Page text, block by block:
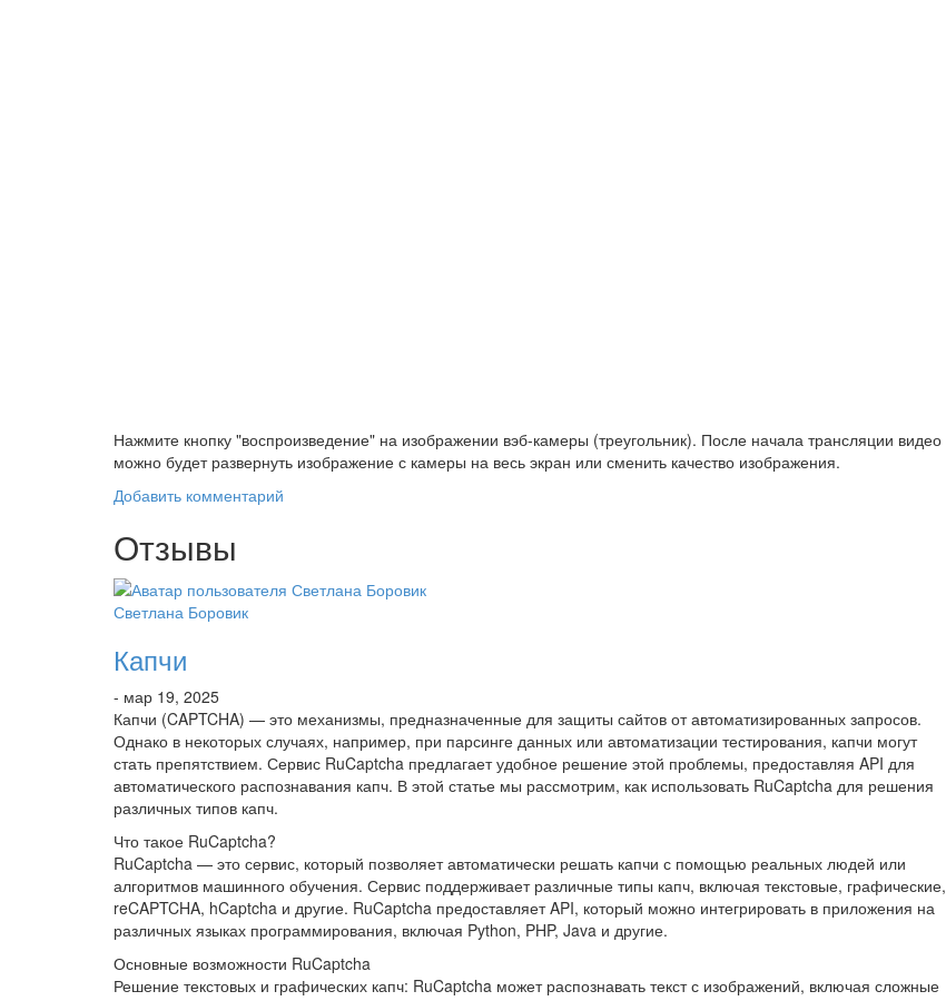
Нажмите кнопку "воспроизведение" на изображении вэб-камеры (треугольник). После начала трансляции видео
можно будет развернуть изображение с камеры на весь экран или сменить качество изображения.
Добавить комментарий
Отзывы
Светлана Боровик
Капчи
- мар 19, 2025
Капчи (CAPTCHA) — это механизмы, предназначенные для защиты сайтов от автоматизированных запросов.
Однако в некоторых случаях, например, при парсинге данных или автоматизации тестирования, капчи могут
стать препятствием. Сервис RuCaptcha предлагает удобное решение этой проблемы, предоставляя API для
автоматического распознавания капч. В этой статье мы рассмотрим, как использовать RuCaptcha для решения
различных типов капч.
Что такое RuCaptcha?
RuCaptcha — это сервис, который позволяет автоматически решать капчи с помощью реальных людей или
алгоритмов машинного обучения. Сервис поддерживает различные типы капч, включая текстовые, графические,
reCAPTCHA, hCaptcha и другие. RuCaptcha предоставляет API, который можно интегрировать в приложения на
различных языках программирования, включая Python, PHP, Java и другие.
Основные возможности RuCaptcha
Решение текстовых и графических капч: RuCaptcha может распознавать текст с изображений, включая сложные